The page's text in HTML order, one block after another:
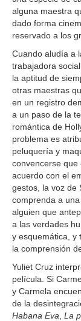
alguna maestra
dado forma
reservado a los
Cuando aludía a
trabajadora
la aptitud de
otras maestras
en un registro
a un paso de la
romántica de
problema es
peluquería y
convencerse
acuerdo con el
gestos, la voz de
comprenda a
alguien que
a las verdades
y esquemática, y
la comprensión
Yuliet Cruz
película. Si
y Carmela
de la
Habana Eva La